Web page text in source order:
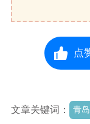
点
文章关键词： 青